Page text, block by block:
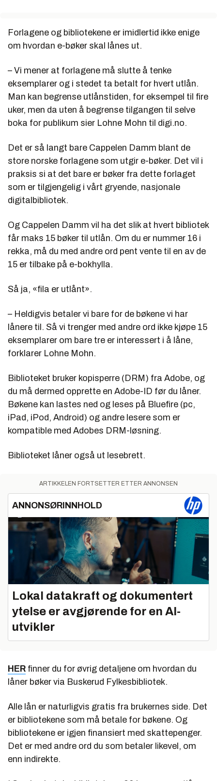
Forlagene og bibliotekene er imidlertid ikke enige
om hvordan e-bøker skal lånes ut.
– Vi mener at forlagene må slutte å tenke
eksemplarer og i stedet ta betalt for hvert utlån.
Man kan begrense utlånstiden, for eksempel til fire
uker, men da uten å begrense tilgangen til selve
boka for publikum sier Lohne Mohn til digi.no.
Det er så langt bare Cappelen Damm blant de
store norske forlagene som utgir e-bøker. Det vil i
praksis si at det bare er bøker fra dette forlaget
som er tilgjengelig i vårt gryende, nasjonale
digitalbibliotek.
Og Cappelen Damm vil ha det slik at hvert bibliotek
får maks 15 bøker til utlån. Om du er nummer 16 i
rekka, må du med andre ord pent vente til en av de
15 er tilbake på e-bokhylla.
Så ja, «fila er utlånt».
– Heldigvis betaler vi bare for de bøkene vi har
lånere til. Så vi trenger med andre ord ikke kjøpe 15
eksemplarer om bare tre er interessert i å låne,
forklarer Lohne Mohn.
Biblioteket bruker kopisperre (DRM) fra Adobe, og
du må dermed opprette en Adobe-ID før du låner.
Bøkene kan lastes ned og leses på Bluefire (pc,
iPad, iPod, Android) og andre lesere som er
kompatible med Adobes DRM-løsning.
Biblioteket låner også ut lesebrett.
ARTIKKELEN FORTSETTER ETTER ANNONSEN
ANNONSØRINNHOLD
Lokal datakraft og dokumentert
ytelse er avgjørende for en AI-
utvikler
HER finner du for øvrig detaljene om hvordan du
låner bøker via Buskerud Fylkesbibliotek.
Alle lån er naturligvis gratis fra brukernes side. Det
er bibliotekene som må betale for bøkene. Og
bibliotekene er igjen finansiert med skattepenger.
Det er med andre ord du som betaler likevel, om
enn indirekte.